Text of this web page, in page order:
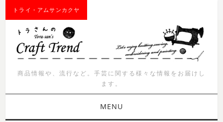
トライ・アムサンカクヤ
商品情報や、流行など。手芸に関する様々な情報をお届けし
ます。
MENU